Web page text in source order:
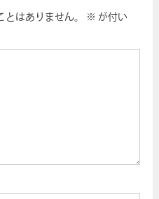
はありません。 ※ が付い